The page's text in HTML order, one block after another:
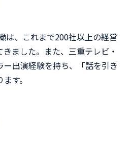
は、これまで200社以上の経営
ました。また、三重テレビ・
出演経験を持ち、「話を引き
す。